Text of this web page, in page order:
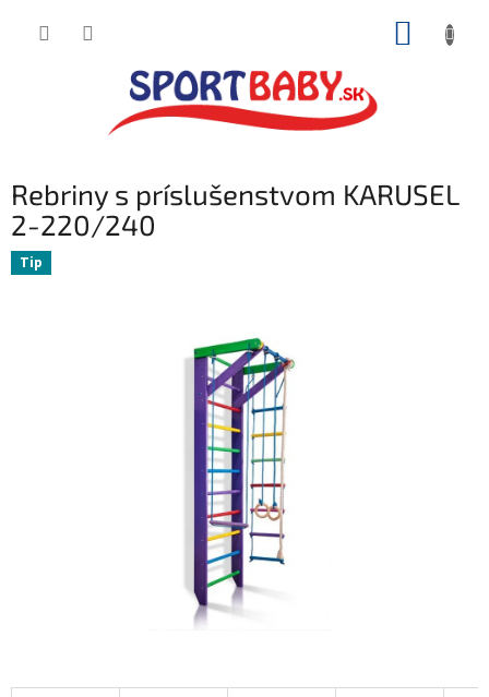
Rebriny s príslušenstvom KARUSEL
2-220/240
Tip